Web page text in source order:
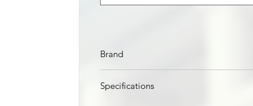
Brand
Specifications